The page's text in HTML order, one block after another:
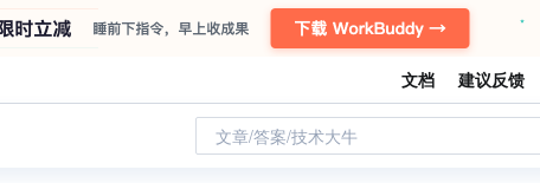
文档 建议反馈
文章/答案/技术大牛